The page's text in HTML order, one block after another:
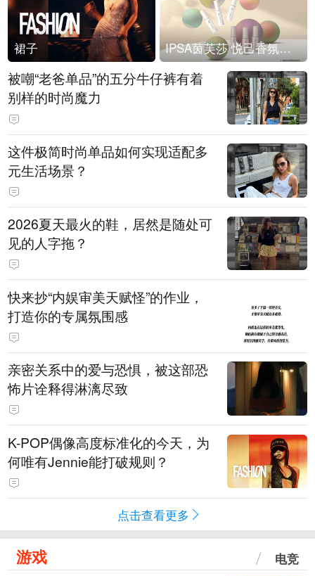
裙子 IPSA茵芙莎 悦己香氛凝露上市
被嘲“老爸单品”的五分牛仔裤有着
别样的时尚魔力
这件极简时尚单品如何实现适配多
元生活场景？
2026夏天最火的鞋，居然是随处可
见的人字拖？
快来抄“内娱审美天赋怪”的作业，
打造你的专属氛围感
亲密关系中的爱与恐惧，被这部恐
怖片诠释得淋漓尽致
K-POP偶像高度标准化的今天，为
何唯有Jennie能打破规则？
点击查看更多
游戏 电竞